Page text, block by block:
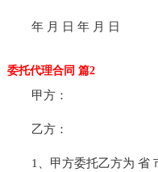
年 月 日 年 月 日
委托代理合同 篇2
甲方：
乙方：
1、甲方委托乙方为 省